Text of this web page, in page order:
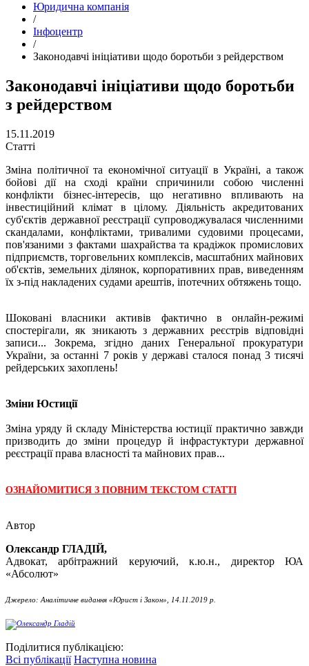
Юридична компанія
/
Інфоцентр
/
Законодавчі ініціативи щодо боротьби з рейдерством
Законодавчі ініціативи щодо боротьби
з рейдерством
15.11.2019
Статті
Зміна політичної та економічної ситуації в Україні, а також
бойові дії на сході країни спричинили собою численні
конфлікти бізнес-інтересів, що негативно впливають на
інвестиційний клімат в цілому. Діяльність акредитованих
суб'єктів державної реєстрації супроводжувалася численними
скандалами, конфліктами, тривалими судовими процесами,
пов'язаними з фактами шахрайства та крадіжок промислових
підприємств, торговельних комплексів, масштабних майнових
об'єктів, земельних ділянок, корпоративних прав, виведенням
їх з-під накладених судами арештів, іпотечних обтяжень тощо.
Шоковані власники активів фактично в онлайн-режимі
спостерігали, як зникають з державних реєстрів відповідні
записи... Зокрема, згідно даних Генеральної прокуратури
України, за останні 7 років у державі сталося понад 3 тисячі
рейдерських захоплень!
Зміни Юстиції
Зміна уряду й складу Міністерства юстиції практично завжди
призводить до зміни процедур й інфрастуктури державної
реєстрації права власності та майнових прав...
ОЗНАЙОМИТИСЯ З ПОВНИМ ТЕКСТОМ СТАТТІ
Автор
Олександр ГЛАДІЙ,
Адвокат, арбітражний керуючий, к.ю.н., директор ЮА
«Абсолют»
Джерело: Аналітичне видання «Юрист і Закон», 14.11.2019 р.
Поділитися публікацією:
Всі публікації Наступна новина